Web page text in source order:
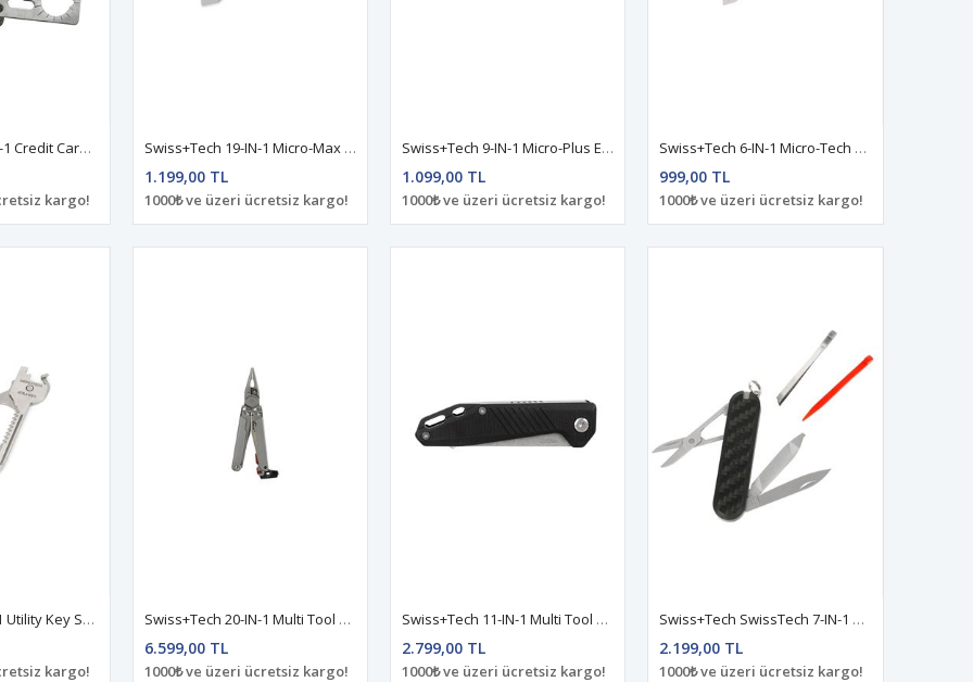
Swiss+Tech 15-IN-1 Credit Card Multi-Tool Stainless Steel ST33309
kargo!
Swiss+Tech 19-IN-1 Micro-Max Multi Tool ST53100
1.199,00 TL
1000₺ ve üzeri ücretsiz kargo!
Swiss+Tech 9-IN-1 Micro-Plus EX ST50016
1.099,00 TL
1000₺ ve üzeri ücretsiz kargo!
Swiss+Tech 6-IN-1 Micro-Tech ST50022
999,00 TL
1000₺ ve üzeri ücretsiz kargo!
Swiss+Tech 6-IN-1 Utility Key ST66676
kargo!
Swiss+Tech 20-IN-1 Multi Tool ST021062
6.599,00 TL
1000₺ ve üzeri ücretsiz kargo!
Swiss+Tech 11-IN-1 Multi Tool ST022013
2.799,00 TL
1000₺ ve üzeri ücretsiz kargo!
Swiss+Tech SwissTech 7-IN-1 Multi Tool-Carbon Fiber Handle ST029044
2.199,00 TL
1000₺ ve üzeri ücretsiz kargo!